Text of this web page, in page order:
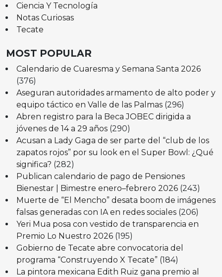
Ciencia Y Tecnología
Notas Curiosas
Tecate
MOST POPULAR
Calendario de Cuaresma y Semana Santa 2026
(376)
Aseguran autoridades armamento de alto poder y
equipo táctico en Valle de las Palmas (296)
Abren registro para la Beca JOBEC dirigida a
jóvenes de 14 a 29 años (290)
Acusan a Lady Gaga de ser parte del “club de los
zapatos rojos” por su look en el Super Bowl: ¿Qué
significa? (282)
Publican calendario de pago de Pensiones
Bienestar | Bimestre enero–febrero 2026 (243)
Muerte de “El Mencho” desata boom de imágenes
falsas generadas con IA en redes sociales (206)
Yeri Mua posa con vestido de transparencia en
Premio Lo Nuestro 2026 (195)
Gobierno de Tecate abre convocatoria del
programa “Construyendo X Tecate” (184)
La pintora mexicana Edith Ruiz gana premio al